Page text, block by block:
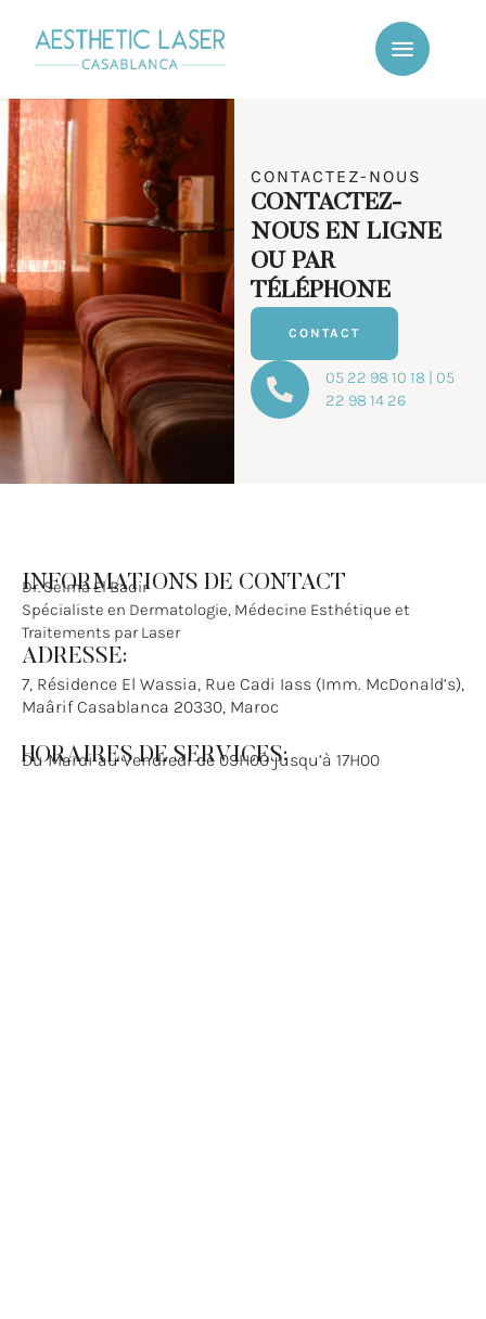
CONTACTEZ-NOUS
CONTACTEZ-
NOUS EN LIGNE
OU PAR
TÉLÉPHONE
CONTACT
05 22 98 10 18 | 05
22 98 14 26
INFORMATIONS DE CONTACT
Dr. Selma El Badir
Spécialiste en Dermatologie, Médecine Esthétique et
Traitements par Laser
ADRESSE:
7, Résidence El Wassia, Rue Cadi Iass (Imm. McDonald’s),
Maârif Casablanca 20330, Maroc
HORAIRES DE SERVICES:
Du Mardi au Vendredi de 09H00 jusqu’à 17H00